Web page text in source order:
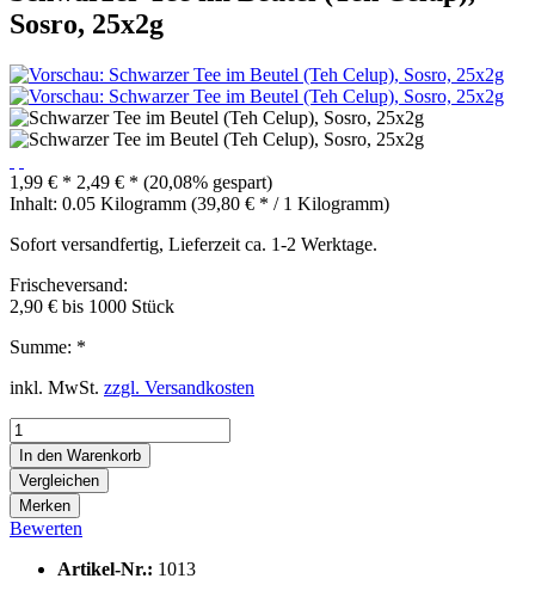
Sosro, 25x2g
1,99 € * 2,49 € * (20,08% gespart)
Inhalt: 0.05 Kilogramm (39,80 € * / 1 Kilogramm)
Sofort versandfertig, Lieferzeit ca. 1-2 Werktage.
Frischeversand:
2,90 € bis 1000 Stück
Summe: *
inkl. MwSt. zzgl. Versandkosten
In den Warenkorb
Vergleichen
Merken
Bewerten
Artikel-Nr.: 1013